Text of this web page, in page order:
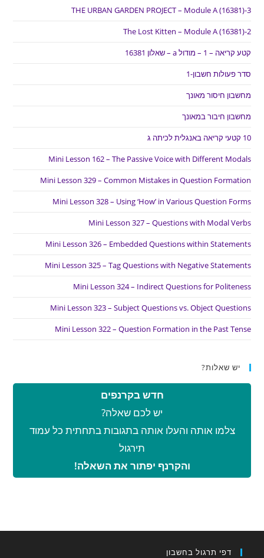
THE URBAN GARDEN PROJECT – Module A (16381)-3
The Lost Kitten – Module A (16381)-2
קטע קריאה – 1 – מודול a – שאלון 16381
סדר פעולות חשבון-1
מחשבון חיסור מאונך
מחשבון חיבור במאונך
10 קטעי קריאה באנגלית לכיתה ג
Mini Lesson 162 – The Passive Voice with Different Modals
Mini Lesson 329 – Common Mistakes in Question Formation
Mini Lesson 328 – Using ‘How’ in Various Question Forms
Mini Lesson 327 – Questions with Modal Verbs
Mini Lesson 326 – Embedded Questions within Statements
Mini Lesson 325 – Tag Questions with Negative Statements
Mini Lesson 324 – Indirect Questions for Politeness
Mini Lesson 323 – Subject Questions vs. Object Questions
Mini Lesson 322 – Question Formation in the Past Tense
יש שאלות?
חדש בקרנפים
יש לכם שאלה?
צלמו אותה והעלו אותה בתגובות בתחתית כל עמוד
תירגול
והקרנף יפתור את השאלה!
דפי תרגול בחשבון